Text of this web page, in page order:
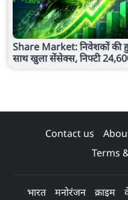
Share Market: निवेशकों की
साथ खुला सेंसेक्स, निफ्टी
Contact us
Terms
भारत मनोरंजन क्राइम